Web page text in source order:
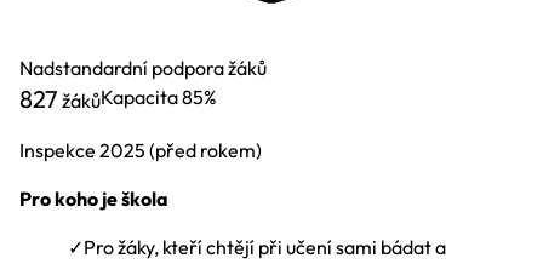
Nadstandardní podpora žáků
827 žákůKapacita85%
Inspekce 2025 (před rokem)
Pro koho je škola
✓Pro žáky, kteří chtějí při učení sami bádat a